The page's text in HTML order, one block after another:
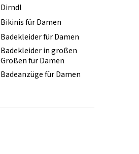
Dirndl
Bikinis für Damen
Badekleider für Damen
Badekleider in großen
Größen für Damen
Badeanzüge für Damen